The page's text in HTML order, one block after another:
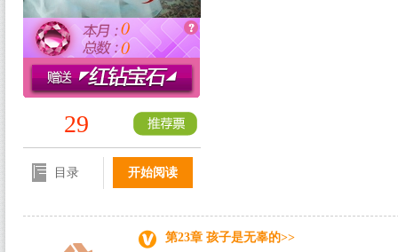
0
0
29
目录 开始阅读
第23章 孩子是无辜的>>